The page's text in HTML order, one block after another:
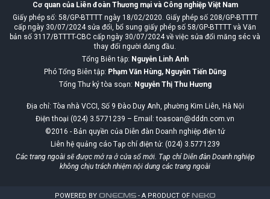
Cơ quan của Liên đoàn Thương mại và Công nghiệp Việt Nam
Giấy phép số: 58/GP-BTTTT ngày 18/02/2020. Giấy phép số 208/GP-BTTTT
cấp ngày 30/07/2024 sửa đổi, bổ sung giấy phép số 58/GP-BTTTT và Văn
bản số 3117/BTTTT-CBC cấp ngày 30/07/2024 về việc sửa đổi măng séc và
thay đổi người đứng đầu.
Tổng Biên tập: Nguyễn Linh Anh
Phó Tổng Biên tập: Phạm Văn Hùng, Nguyễn Tiến Dũng
Tổng Thư ký tòa soạn: Nguyễn Thị Thu Hương
Địa chỉ: Tòa nhà VCCI, Số 9 Đào Duy Anh, phường Kim Liên, Hà Nội
Điện thoại (024) 3.5771239 – Email: toasoan@dddn.com.vn
©2016 - Bản quyền của Diễn đàn Doanh nghiệp điện tử
Liên hệ quảng cáo Tạp chí điện tử: (024) 3.5771239
Các trang ngoài sẽ được mở ra ở cửa sổ mới. Tạp chí Diễn đàn Doanh nghiệp
không chịu trách nhiệm nội dung các trang ngoài
POWERED BY ONECMS- A PRODUCT OF NEKO